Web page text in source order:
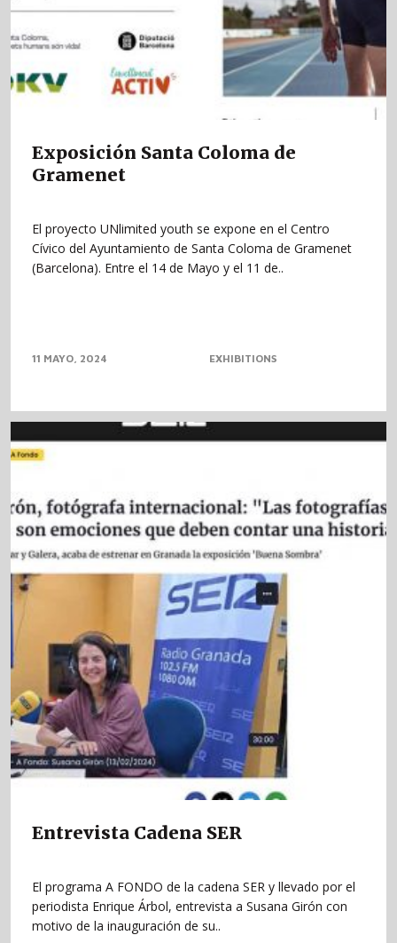
Exposición Santa Coloma de
Gramenet
El proyecto UNlimited youth se expone en el Centro
Cívico del Ayuntamiento de Santa Coloma de Gramenet
(Barcelona). Entre el 14 de Mayo y el 11 de..
11 MAYO, 2024 EXHIBITIONS
Entrevista Cadena SER
El programa A FONDO de la cadena SER y llevado por el
periodista Enrique Árbol, entrevista a Susana Girón con
motivo de la inauguración de su..